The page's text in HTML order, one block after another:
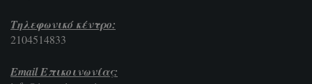
Τηλεφωνικό κέντρο:
2104514833
Email Επικοινωνίας: